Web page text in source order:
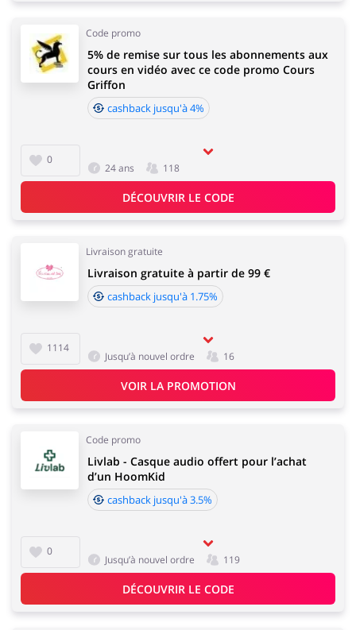
Électronique &
Électroménager
Santé & Beauté
Animaux
Services & Voitures Enfants
Code promo
0
5% de remise sur tous les abonnements aux
cours en vidéo avec ce code promo Cours
Griffon
cashback jusqu'à 4%
24 ans 118
DÉCOUVRIR LE CODE
Livraison gratuite
1114
Livraison gratuite à partir de 99 €
cashback jusqu'à 1.75%
Jusqu’à nouvel ordre 16
VOIR LA PROMOTION
Code promo
0
Livlab - Casque audio offert pour l’achat
d’un HoomKid
cashback jusqu'à 3.5%
Jusqu’à nouvel ordre 119
DÉCOUVRIR LE CODE